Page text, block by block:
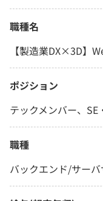
職種名
【製造業DX×3D】
ポジション
テックメンバー、SE
職種
バックエンド/サー